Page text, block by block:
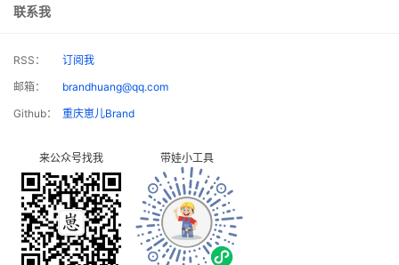
联系我
RSS：
订阅我
邮箱：
brandhuang@qq.com
Github：
重庆崽儿Brand
来公众号找我 带娃小工具